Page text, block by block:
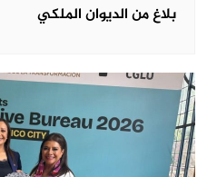
بلاغ من الديوان الملكي